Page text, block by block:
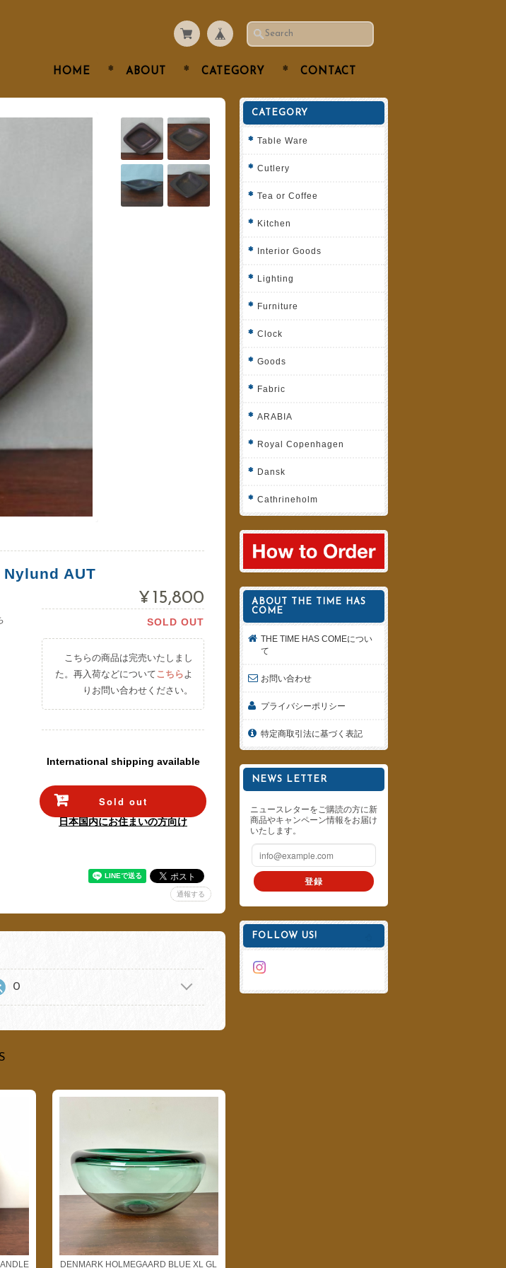
HOME ABOUT CATEGORY CONTACT
Nylund AUT
¥15,800
SOLD OUT
こちらの商品は完売いたしまし
た。再入荷などについてこちら よ
りお問い合わせください。
International shipping available
Sold out
日本国内にお住まいの方向け
通報する
0
DENMARK HOLMEGAARD BLUE XL GL
CATEGORY
Table Ware
Cutlery
Tea or Coffee
Kitchen
Interior Goods
Lighting
Furniture
Clock
Goods
Fabric
ARABIA
Royal Copenhagen
Dansk
Cathrineholm
ABOUT THE TIME HAS
COME
THE TIME HAS COMEについ
て
お問い合わせ
プライバシーポリシー
特定商取引法に基づく表記
NEWS LETTER
ニュースレターをご購読の方に新
商品やキャンペーン情報をお届け
いたします。
登録
FOLLOW US!